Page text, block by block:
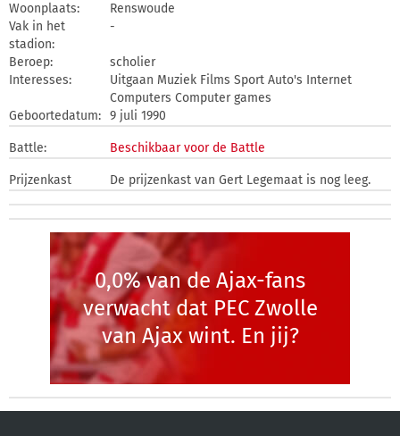
Woonplaats:
Renswoude
Vak in het
stadion:
-
Beroep:
scholier
Interesses:
Uitgaan Muziek Films Sport Auto's Internet
Computers Computer games
Geboortedatum: 9 juli 1990
Battle: Beschikbaar voor de Battle
Prijzenkast De prijzenkast van Gert Legemaat is nog leeg.
0,0% van de Ajax-fans
verwacht dat PEC Zwolle
van Ajax wint. En jij?